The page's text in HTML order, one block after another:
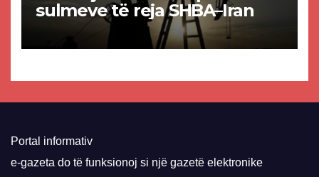
sulmeve të reja SHBA–Iran
Portal informativ
e-gazeta do të funksionoj si një gazetë elektronike